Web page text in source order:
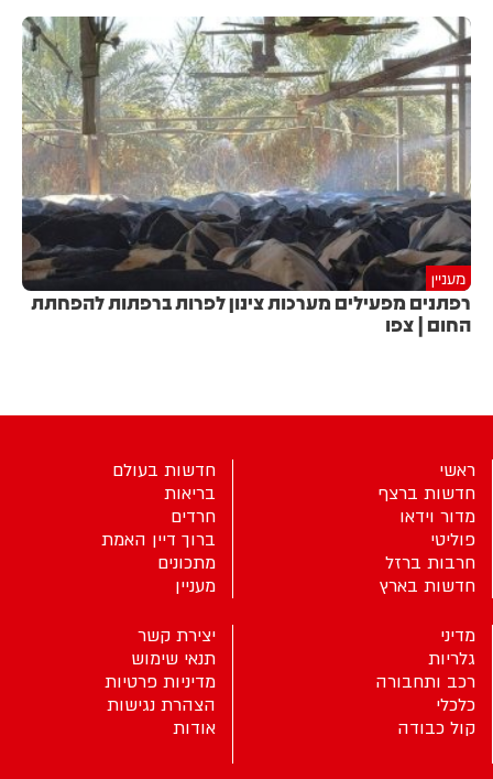
מעניין
רפתנים מפעילים מערכות צינון לפרות ברפתות להפחתת
החום | צפו
ראשי
חדשות ברצף
מדור וידאו
פוליטי
חרבות ברזל
חדשות בארץ
חדשות בעולם
בריאות
חרדים
ברוך דיין האמת
מתכונים
מעניין
מדיני
גלריות
רכב ותחבורה
כלכלי
קול כבודה
יצירת קשר
תנאי שימוש
מדיניות פרטיות
הצהרת נגישות
אודות